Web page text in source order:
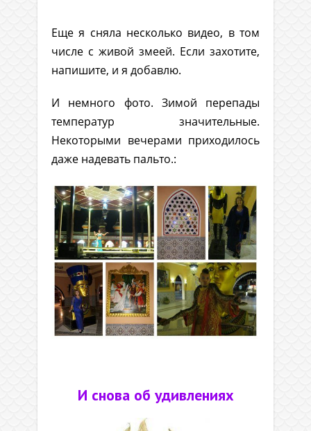
Еще я сняла несколько видео, в том
числе с живой змеей. Если захотите,
напишите, и я добавлю.
И немного фото. Зимой перепады
температур значительные.
Некоторыми вечерами приходилось
даже надевать пальто.:
И снова об удивлениях